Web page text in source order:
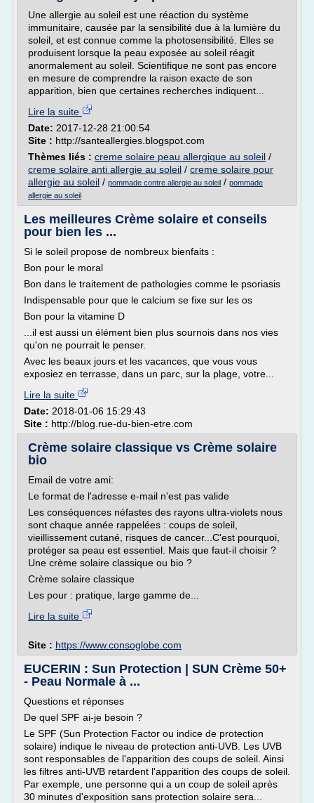
Une allergie au soleil est une réaction du système
immunitaire, causée par la sensibilité due à la lumière du
soleil, et est connue comme la photosensibilité. Elles se
produisent lorsque la peau exposée au soleil réagit
anormalement au soleil. Scientifique ne sont pas encore
en mesure de comprendre la raison exacte de son
apparition, bien que certaines recherches indiquent...
Lire la suite
Date: 2017-12-28 21:00:54
Site : http://santeallergies.blogspot.com
Thèmes liés : creme solaire peau allergique au soleil /
creme solaire anti allergie au soleil / creme solaire pour
allergie au soleil / pommade contre allergie au soleil / pommade
allergie au soleil
Les meilleures Crème solaire et conseils
pour bien les ...
Si le soleil propose de nombreux bienfaits :
Bon pour le moral
Bon dans le traitement de pathologies comme le psoriasis
Indispensable pour que le calcium se fixe sur les os
Bon pour la vitamine D
...il est aussi un élément bien plus sournois dans nos vies
qu'on ne pourrait le penser.
Avec les beaux jours et les vacances, que vous vous
exposiez en terrasse, dans un parc, sur la plage, votre...
Lire la suite
Date: 2018-01-06 15:29:43
Site : http://blog.rue-du-bien-etre.com
Crème solaire classique vs Crème solaire
bio
Email de votre ami:
Le format de l'adresse e-mail n'est pas valide
Les conséquences néfastes des rayons ultra-violets nous
sont chaque année rappelées : coups de soleil,
vieillissement cutané, risques de cancer...C'est pourquoi,
protéger sa peau est essentiel. Mais que faut-il choisir ?
Une crème solaire classique ou bio ?
Crème solaire classique
Les pour : pratique, large gamme de...
Lire la suite
Site : https://www.consoglobe.com
EUCERIN : Sun Protection | SUN Crème 50+
- Peau Normale à ...
Questions et réponses
De quel SPF ai-je besoin ?
Le SPF (Sun Protection Factor ou indice de protection
solaire) indique le niveau de protection anti-UVB. Les UVB
sont responsables de l'apparition des coups de soleil. Ainsi
les filtres anti-UVB retardent l'apparition des coups de soleil.
Par exemple, une personne qui a un coup de soleil après
30 minutes d'exposition sans protection solaire sera...